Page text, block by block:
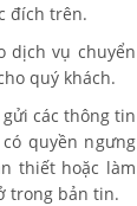
đích trên.
dịch vụ chuyển
quý khách.
các thông tin
quyền ngưng
thiết hoặc làm
trong bản tin.